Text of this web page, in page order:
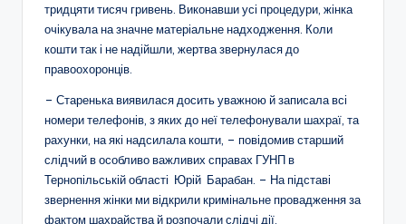
тридцяти тисяч гривень. Виконавши усі процедури, жінка
очікувала на значне матеріальне надходження. Коли
кошти так і не надійшли, жертва звернулася до
правоохоронців.
– Старенька виявилася досить уважною й записала всі
номери телефонів, з яких до неї телефонували шахраї, та
рахунки, на які надсилала кошти, – повідомив старший
слідчий в особливо важливих справах ГУНП в
Тернопільській області Юрій Барабан. – На підставі
звернення жінки ми відкрили кримінальне провадження за
фактом шахрайства й розпочали слідчі дії.